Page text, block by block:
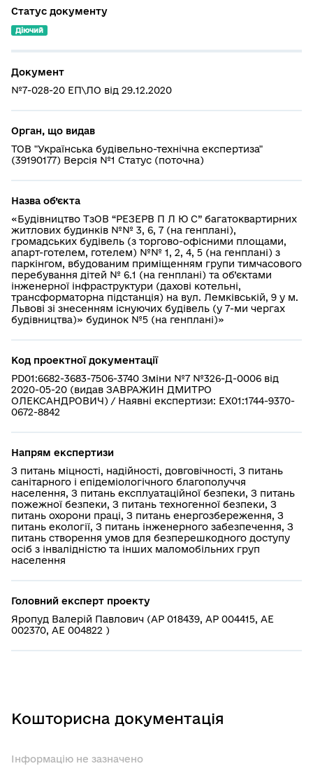
Статус документу
Діючий
Документ
№7-028-20 ЕП\ЛО від 29.12.2020
Орган, що видав
ТОВ "Українська будівельно-технічна експертиза"
(39190177) Версія №1 Статус (поточна)
Назва об’єкта
«Будівництво ТзОВ “РЕЗЕРВ П Л Ю С” багатоквартирних
житлових будинків №№ 3, 6, 7 (на генплані),
громадських будівель (з торгово-офісними площами,
апарт-готелем, готелем) №№ 1, 2, 4, 5 (на генплані) з
паркінгом, вбудованим приміщенням групи тимчасового
перебування дітей № 6.1 (на генплані) та об’єктами
інженерної інфраструктури (дахові котельні,
трансформаторна підстанція) на вул. Лемківській, 9 у м.
Львові зі знесенням існуючих будівель (у 7-ми чергах
будівництва)» будинок №5 (на генплані)»
Код проектної документації
PD01:6682-3683-7506-3740 Зміни №7 №326-Д-0006 від
2020-05-20 (видав ЗАВРАЖИН ДМИТРО
ОЛЕКСАНДРОВИЧ) / Наявні експертизи: EX01:1744-9370-
0672-8842
Напрям експертизи
З питань міцності, надійності, довговічності, З питань
санітарного і епідеміологічного благополуччя
населення, З питань експлуатаційної безпеки, З питань
пожежної безпеки, З питань техногенної безпеки, З
питань охорони праці, З питань енергозбереження, З
питань екології, З питань інженерного забезпечення, З
питань створення умов для безперешкодного доступу
осіб з інвалідністю та інших маломобільних груп
населення
Головний експерт проекту
Яропуд Валерій Павлович (АР 018439, АР 004415, АЕ
002370, АЕ 004822 )
Кошторисна документація
Інформацію не зазначено